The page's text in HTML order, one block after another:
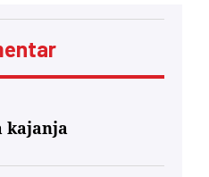
kajanja